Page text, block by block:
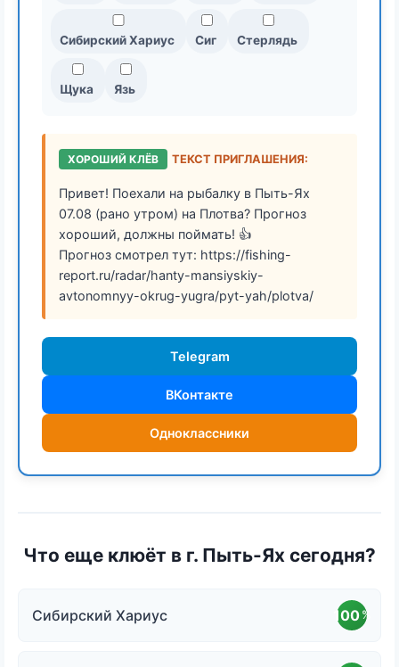
Сибирский Хариус Сиг Стерлядь
Щука Язь
ХОРОШИЙ КЛЁВ ТЕКСТ ПРИГЛАШЕНИЯ:
Привет! Поехали на рыбалку в Пыть-Ях
07.08 (рано утром) на Плотва? Прогноз
хороший, должны поймать! 👍
Прогноз смотрел тут: https://fishing-
report.ru/radar/hanty-mansiyskiy-
avtonomnyy-okrug-yugra/pyt-yah/plotva/
Telegram
ВКонтакте
Одноклассники
Что еще клюёт в г. Пыть-Ях сегодня?
Сибирский Хариус 100 %